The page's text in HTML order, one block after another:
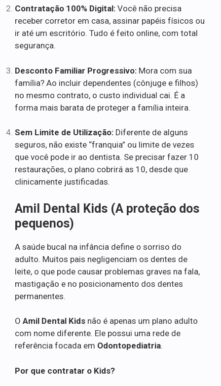
Contratação 100% Digital: Você não precisa
receber corretor em casa, assinar papéis físicos ou
ir até um escritório. Tudo é feito online, com total
segurança.
Desconto Familiar Progressivo: Mora com sua
família? Ao incluir dependentes (cônjuge e filhos)
no mesmo contrato, o custo individual cai. É a
forma mais barata de proteger a família inteira.
Sem Limite de Utilização: Diferente de alguns
seguros, não existe “franquia” ou limite de vezes
que você pode ir ao dentista. Se precisar fazer 10
restaurações, o plano cobrirá as 10, desde que
clinicamente justificadas.
Amil Dental Kids (A proteção dos
pequenos)
A saúde bucal na infância define o sorriso do
adulto. Muitos pais negligenciam os dentes de
leite, o que pode causar problemas graves na fala,
mastigação e no posicionamento dos dentes
permanentes.
O Amil Dental Kids não é apenas um plano adulto
com nome diferente. Ele possui uma rede de
referência focada em Odontopediatria.
Por que contratar o Kids?